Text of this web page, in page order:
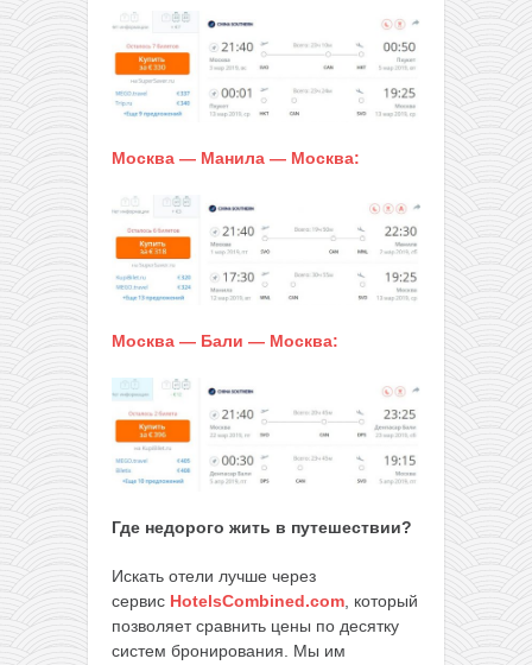
Москва — Манила — Москва:
Москва — Бали — Москва:
Где недорого жить в путешествии?
Искать отели лучше через
сервис HotelsCombined.com, который
позволяет сравнить цены по десятку
систем бронирования. Мы им